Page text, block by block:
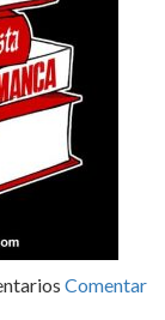
Comentar